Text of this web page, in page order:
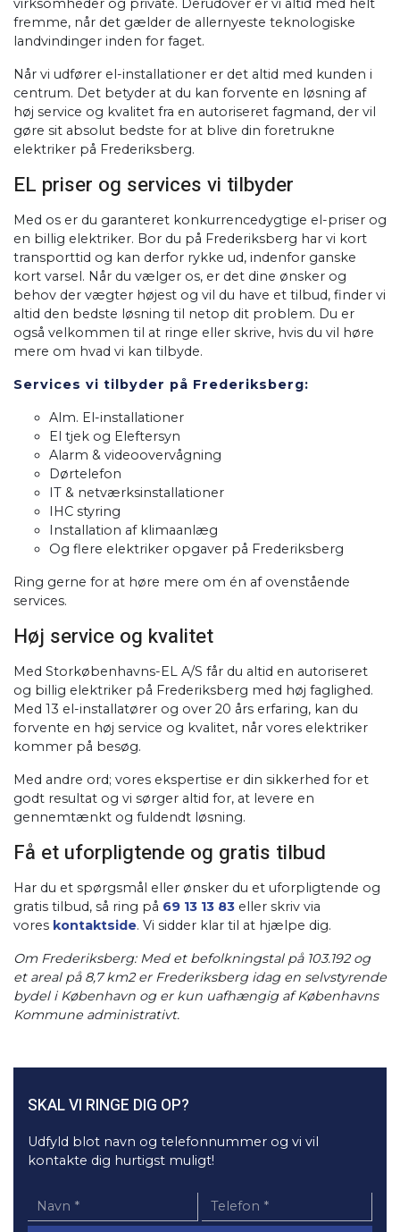
virksomheder og private. Derudover er vi altid med helt
fremme, når det gælder de allernyeste teknologiske
landvindinger inden for faget.
​Når vi udfører el-installationer er det altid med kunden i
centrum. Det betyder at du kan forvente en løsning af
høj service og kvalitet fra en autoriseret fagmand, der vil
gøre sit absolut bedste for at blive din foretrukne
elektriker på Frederiksberg.
EL priser og services vi tilbyder
Med os er du garanteret konkurrencedygtige el-priser og
en billig elektriker. Bor du på Frederiksberg har vi kort
transporttid og kan derfor rykke ud, indenfor ganske
kort varsel. Når du vælger os, er det dine ønsker og
behov der vægter højest og vil du have et tilbud, finder vi
altid den bedste løsning til netop dit problem. Du er
også velkommen til at ringe eller skrive, hvis du vil høre
mere om hvad vi kan tilbyde.
Services vi tilbyder på Frederiksberg:
​Alm. El-installationer
El tjek og Eleftersyn
Alarm & videoovervågning
Dørtelefon
IT & netværksinstallationer
IHC styring
Installation af klimaanlæg
Og flere elektriker opgaver på Frederiksberg
​Ring gerne for at høre mere om én af ovenstående
services.​
Høj service og kvalitet
​Med Storkøbenhavns-EL A/S får du altid en autoriseret
og billig elektriker på Frederiksberg med høj faglighed.
Med 13 el-installatører og over 20 års erfaring, kan du
forvente en høj service og kvalitet, når vores elektriker
kommer på besøg.
​Med andre ord; vores ekspertise er din sikkerhed for et
godt resultat og vi sørger altid for, at levere en
gennemtænkt og fuldendt løsning.
Få et uforpligtende og gratis tilbud
Har du et spørgsmål eller ønsker du et uforpligtende og
gratis tilbud, så ring på 69 13 13 83 eller skriv via
vores kontaktside. Vi sidder klar til at hjælpe dig.
Om Frederiksberg: Med et befolkningstal på 103.192 og
et areal på 8,7 km2 er Frederiksberg idag en selvstyrende
bydel i København og er kun uafhængig af Københavns
Kommune administrativt.
SKAL VI RINGE DIG OP?
Udfyld blot navn og telefonnummer og vi vil
kontakte dig hurtigst muligt!​